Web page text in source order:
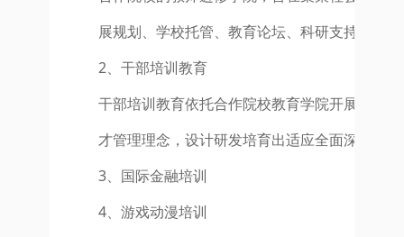
展规划、学校托管、教育论坛、科研支持、课
2、干部培训教育
干部培训教育依托合作院校教育学院开展。合
才管理理念，设计研发培育出适应全面深化改
3、国际金融培训
4、游戏动漫培训